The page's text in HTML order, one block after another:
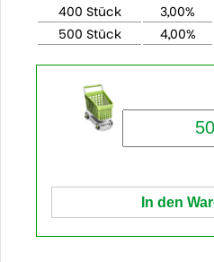
400 Stück
3,00%
500 Stück
4,00%